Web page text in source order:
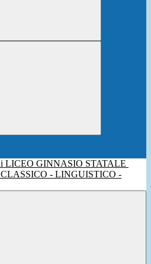
LICEO GINNASIO STATALE
CLASSICO - LINGUISTICO -